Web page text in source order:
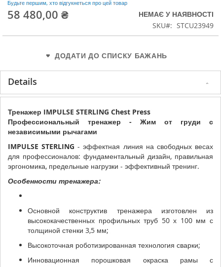
зображень
Будьте першим, хто відгукнеться про цей товар
58 480,00 ₴
НЕМАЄ У НАЯВНОСТІ
SKU
STCU23949
ДОДАТИ ДО СПИСКУ БАЖАНЬ
Details
Тренажер IMPULSE STERLING Chest Press
Профессиональный тренажер - Жим от груди с
независимыми рычагами
IMPULSE STERLING- эффектная линия на свободных весах
для профессионалов: фундаментальный дизайн, правильная
эргономика, предельные нагрузки - эффективный тренинг.
Особенности тренажера:
Основной конструктив тренажера изготовлен из
высококачественных профильных труб 50 х 100 мм с
толщиной стенки 3,5 мм;
Высокоточная роботизированная технология сварки;
Инновационная порошковая окраска рамы с